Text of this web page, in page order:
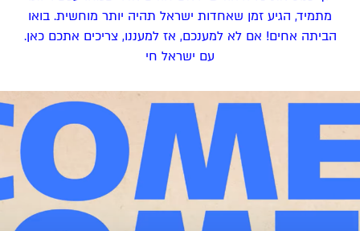
מתמיד, הגיע זמן שאחדות ישראל תהיה יותר מוחשית. בואו
הביתה אחים! אם לא למענכם, אז למעננו, צריכים אתכם כאן.
עם ישראל חי